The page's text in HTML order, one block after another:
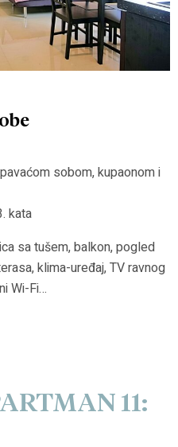
sobom, kupaonom i
kata
sa tušem, balkon, pogled
klima-uređaj, TV ravnog
Wi-Fi…
11: